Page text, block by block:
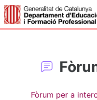
Перейти до головного
Fòrum per a